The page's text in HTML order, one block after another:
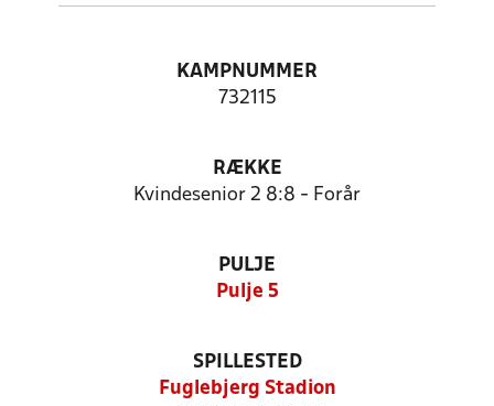
KAMPNUMMER
732115
RÆKKE
Kvindesenior 2 8:8 - Forår
PULJE
Pulje 5
SPILLESTED
Fuglebjerg Stadion